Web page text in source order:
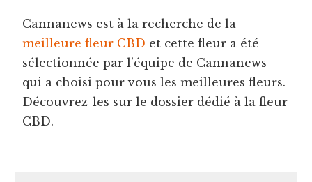
Cannanews est à la recherche de la
meilleure fleur CBD et cette fleur a été
sélectionnée par l’équipe de Cannanews
qui a choisi pour vous les meilleures fleurs.
Découvrez-les sur le dossier dédié à la fleur
CBD.